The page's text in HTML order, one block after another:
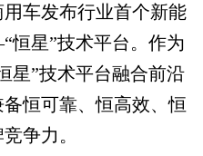
车发布行业首个新能
星”技术平台。作为
星”技术平台融合前沿
恒可靠、恒高效、恒
争力。